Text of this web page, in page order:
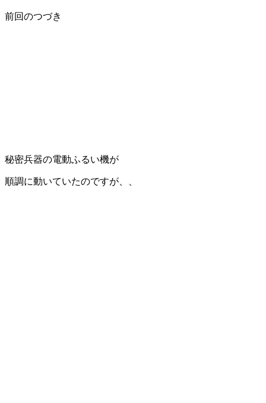
前回のつづき
秘密兵器の電動ふるい機が
順調に動いていたのですが、、